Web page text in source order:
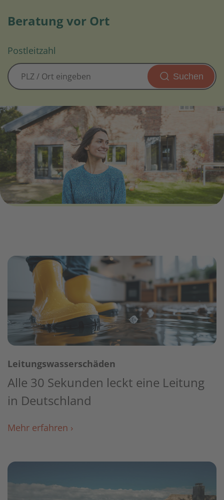
Beratung vor Ort
Postleitzahl
Suchen
Leitungswasserschäden
Alle 30 Sekunden leckt eine Leitung
in Deutschland
Mehr erfahren ›